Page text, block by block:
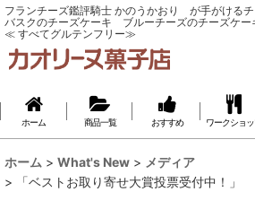
フランチーズ鑑評騎士 かのうかおり が手がける
バスクのチーズケーキ ブルーチーズのチーズケ
≪ すべてグルテンフリー≫
ホーム 商品一覧 おすすめ ワークショ
ホーム > What's New > メディア
>
「ベストお取り寄せ大賞投票受付中！」